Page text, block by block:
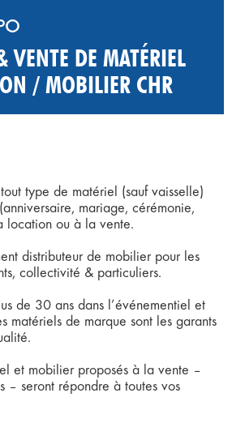
VENTE DE MATÉRIEL
/ MOBILIER CHR
type de matériel (sauf vaisselle)
mariage, cérémonie,
location ou à la vente.
distributeur de mobilier pour les
collectivité & particuliers.
de 30 ans dans l’événementiel et
matériels de marque sont les garants
et mobilier proposés à la vente –
– seront répondre à toutes vos